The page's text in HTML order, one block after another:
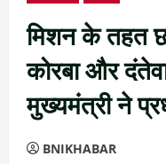
मिशन के तहत
कोरबा और
मुख्यमंत्री ने
BNIKHABAR